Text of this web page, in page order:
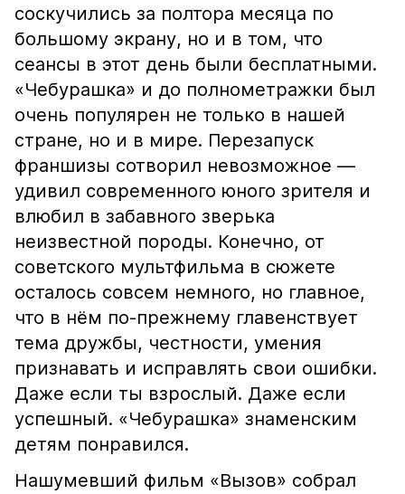
соскучились за полтора месяца по
большому экрану, но и в том, что
сеансы в этот день были бесплатными.
«Чебурашка» и до полнометражки был
очень популярен не только в нашей
стране, но и в мире. Перезапуск
франшизы сотворил невозможное —
удивил современного юного зрителя и
влюбил в забавного зверька
неизвестной породы. Конечно, от
советского мультфильма в сюжете
осталось совсем немного, но главное,
что в нём по-прежнему главенствует
тема дружбы, честности, умения
признавать и исправлять свои ошибки.
Даже если ты взрослый. Даже если
успешный. «Чебурашка» знаменским
детям понравился.
Нашумевший фильм «Вызов» собрал